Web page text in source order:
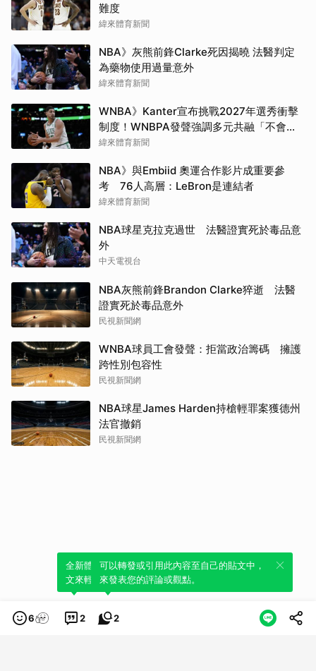
難度
緯來體育新聞
NBA》灰熊前鋒Clarke死因揭曉 法醫判定
為藥物使用過量意外
緯來體育新聞
WNBA》Kanter宣布挑戰2027年選秀衝擊
制度！WNBPA發聲強調多元共融「不會成
為政治棋子」
緯來體育新聞
NBA》與Embiid 奧運合作影片成重要參
考 76人高層：LeBron是連結者
緯來體育新聞
NBA球星克拉克過世 法醫證實死於毒品意
外
中天電視台
NBA灰熊前鋒Brandon Clarke猝逝 法醫
證實死於毒品意外
民視新聞網
WNBA球員工會發聲：拒當政治籌碼 擁護
跨性別包容性
民視新聞網
NBA球星James Harden持槍輕罪案獲德州
法官撤銷
民視新聞網
6 2
全新體驗！一鍵引用此內容，透過發布貼
文來輕鬆表達個人立場。
2
可以轉發或引用此內容至自己的貼文中，
來發表您的評論或觀點。